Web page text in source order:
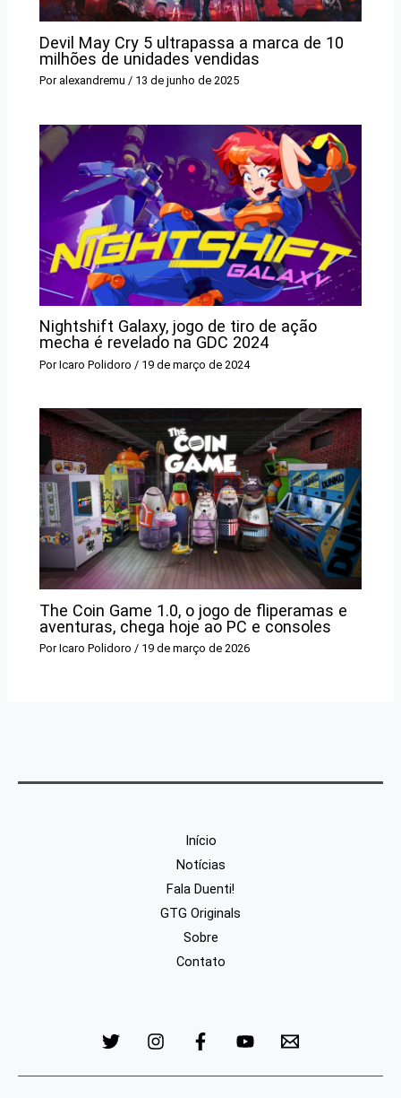
Devil May Cry 5 ultrapassa a marca de 10
milhões de unidades vendidas
Por alexandremu/ 13 de junho de 2025
Nightshift Galaxy, jogo de tiro de ação
mecha é revelado na GDC 2024
PorIcaro Polidoro / 19 de março de 2024
The Coin Game 1.0, o jogo de fliperamas e
aventuras, chega hoje ao PC e consoles
PorIcaro Polidoro/ 19 de março de 2026
Início
Notícias
Fala Duenti!
GTG Originals
Sobre
Contato